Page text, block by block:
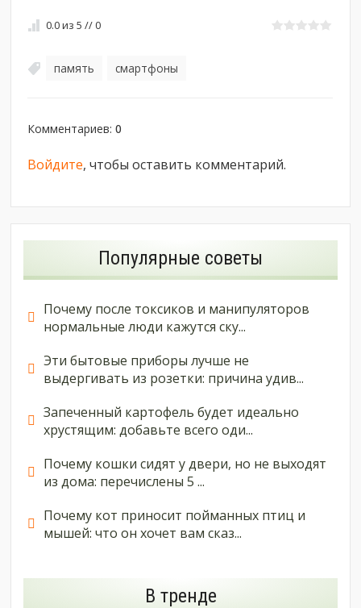
0.0из5 // 0
память смартфоны
Комментариев:0
Войдите, чтобы оставить комментарий.
Популярные советы
Почему после токсиков и манипуляторов
нормальные люди кажутся ску...
Эти бытовые приборы лучше не
выдергивать из розетки: причина удив...
Запеченный картофель будет идеально
хрустящим: добавьте всего оди...
Почему кошки сидят у двери, но не выходят
из дома: перечислены 5 ...
Почему кот приносит пойманных птиц и
мышей: что он хочет вам сказ...
В тренде